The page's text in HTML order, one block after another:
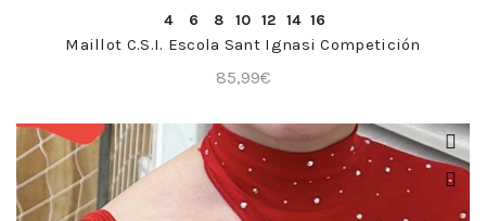
COMPRA RÁPIDA
4 6 8 10 12 14 16
Maillot C.S.I. Escola Sant Ignasi Competición
85,99€